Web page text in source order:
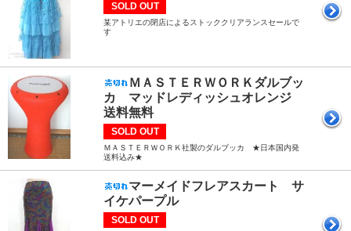
SOLD OUT
某アトリエの閉店によるストッククリアランスセールで
す
ＭＡＳＴＥＲＷＯＲＫダルブッ
カ マッドレディッシュオレンジ
送料無料
SOLD OUT
ＭＡＳＴＥＲＷＯＲＫ社製のダルブッカ ★日本国内発
送料込み★
マーメイドフレアスカート サ
イケパープル
SOLD OUT